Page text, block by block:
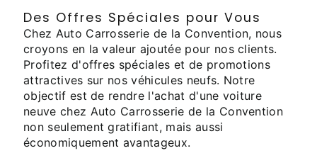
Des Offres Spéciales pour Vous
Chez Auto Carrosserie de la Convention, nous
croyons en la valeur ajoutée pour nos clients.
Profitez d'offres spéciales et de promotions
attractives sur nos véhicules neufs. Notre
objectif est de rendre l'achat d'une voiture
neuve chez Auto Carrosserie de la Convention
non seulement gratifiant, mais aussi
économiquement avantageux.